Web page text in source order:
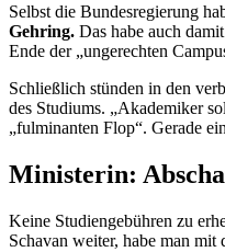
Selbst die Bundesregierung
Gehring. Das habe auch
Ende der „ungerechten
Schließlich stünden in den
des Studiums. „Akademiker
„fulminanten Flop“. Gerade
Ministerin:
Keine Studiengebühren zu
Schavan weiter, habe man